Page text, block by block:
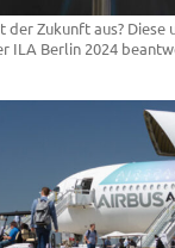
Zukunft aus? Diese
ILA Berlin 2024